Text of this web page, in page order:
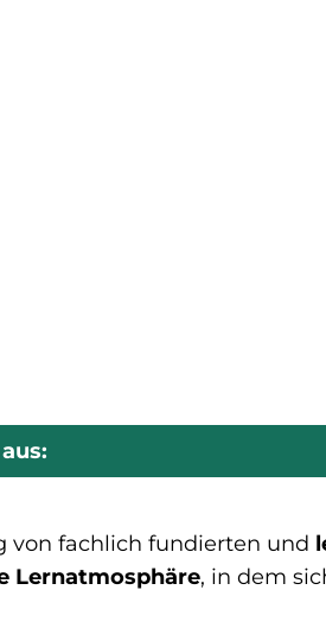
von fachlich fundierten und
Lernatmosphäre, in dem